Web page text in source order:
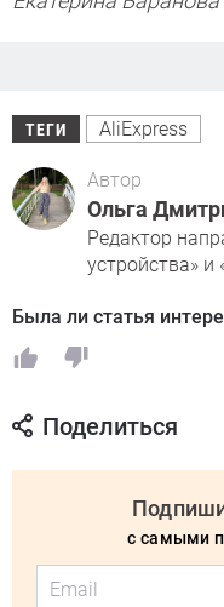
ТЕГИ AliExpress
Автор
Ольга
Редактор
устройства» и
Была ли статья
Поделиться
с самыми